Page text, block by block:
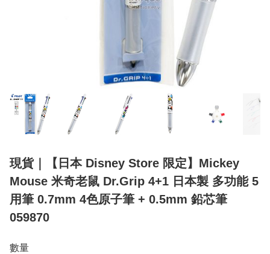
現貨｜【日本 Disney Store 限定】Mickey
Mouse 米奇老鼠 Dr.Grip 4+1 日本製 多功能 5
用筆 0.7mm 4色原子筆 + 0.5mm 鉛芯筆
059870
數量